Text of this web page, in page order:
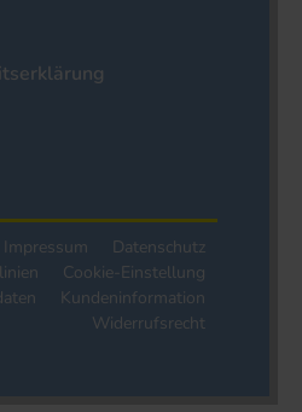
Impressum
Datenschutz
Cookie-Einstellung
Kundeninformation
Widerrufsrecht